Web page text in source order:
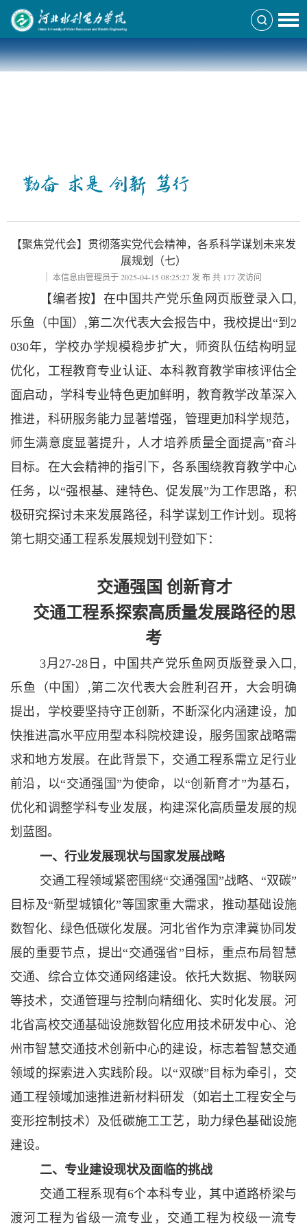
第二次代表大会
- 中共乐鱼网页版登录入口,乐鱼（中国）,第二次代表大会
正文
【聚焦党代会】贯彻落实党代会精神，各系科学谋划未来发
展规划（七）
本信息由管理员于2025-04-15 08:25:27发 布 共 177次访问
【编者按】在中国共产党乐鱼网页版登录入口,
乐鱼（中国）,第二次代表大会报告中，我校提出“到2
030年，学校办学规模稳步扩大，师资队伍结构明显
优化，工程教育专业认证、本科教育教学审核评估全
面启动，学科专业特色更加鲜明，教育教学改革深入
推进，科研服务能力显著增强，管理更加科学规范，
师生满意度显著提升，人才培养质量全面提高”奋斗
目标。在大会精神的指引下，各系围绕教育教学中心
任务，以“强根基、建特色、促发展”为工作思路，积
极研究探讨未来发展路径，科学谋划工作计划。现将
第七期交通工程系发展规划刊登如下：
交通强国 创新育才
交通工程系探索高质量发展路径的思
考
3月27-28日，中国共产党乐鱼网页版登录入口,
乐鱼（中国）,第二次代表大会胜利召开，大会明确
提出，学校要坚持守正创新，不断深化内涵建设，加
快推进高水平应用型本科院校建设，服务国家战略需
求和地方发展。在此背景下，交通工程系需立足行业
前沿，以“交通强国”为使命，以“创新育才”为基石，
优化和调整学科专业发展，构建深化高质量发展的规
划蓝图。
一、行业发展现状与国家发展战略
交通工程领域紧密围绕“交通强国”战略、“双碳”
目标及“新型城镇化”等国家重大需求，推动基础设施
数智化、绿色低碳化发展。河北省作为京津冀协同发
展的重要节点，提出“交通强省”目标，重点布局智慧
交通、综合立体交通网络建设。依托大数据、物联网
等技术，交通管理与控制向精细化、实时化发展。河
北省高校交通基础设施数智化应用技术研发中心、 沧
州市智慧交通技术创新中心的建设，标志着智慧交通
领域的探索进入实践阶段。以“双碳”目标为牵引，交
通工程领域加速推进新材料研发（如岩土工程安全与
变形控制技术）及低碳施工工艺，助力绿色基础设施
建设。
二、专业建设现状及面临的挑战
交通工程系现有6个本科专业，其中道路桥梁与
渡河工程为省级一流专业，交通工程为校级一流专